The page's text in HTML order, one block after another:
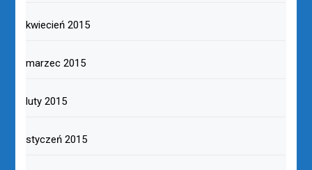
kwiecień 2015
marzec 2015
luty 2015
styczeń 2015